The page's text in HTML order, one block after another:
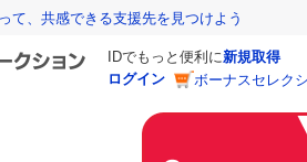
て、共感できる支援先を見つけよう
IDでもっと便利に新規取得
ログイン
ボーナスセレク